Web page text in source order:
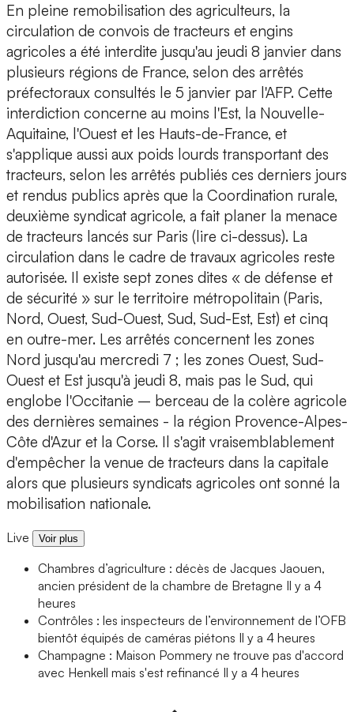
En pleine remobilisation des agriculteurs, la
circulation de convois de tracteurs et engins
agricoles a été interdite jusqu'au jeudi 8 janvier dans
plusieurs régions de France, selon des arrêtés
préfectoraux consultés le 5 janvier par l'AFP. Cette
interdiction concerne au moins l'Est, la Nouvelle-
Aquitaine, l'Ouest et les Hauts-de-France, et
s'applique aussi aux poids lourds transportant des
tracteurs, selon les arrêtés publiés ces derniers jours
et rendus publics après que la Coordination rurale,
deuxième syndicat agricole, a fait planer la menace
de tracteurs lancés sur Paris (lire ci-dessus). La
circulation dans le cadre de travaux agricoles reste
autorisée. Il existe sept zones dites « de défense et
de sécurité » sur le territoire métropolitain (Paris,
Nord, Ouest, Sud-Ouest, Sud, Sud-Est, Est) et cinq
en outre-mer. Les arrêtés concernent les zones
Nord jusqu'au mercredi 7 ; les zones Ouest, Sud-
Ouest et Est jusqu'à jeudi 8, mais pas le Sud, qui
englobe l'Occitanie – berceau de la colère agricole
des dernières semaines - la région Provence-Alpes-
Côte d'Azur et la Corse. Il s'agit vraisemblablement
d'empêcher la venue de tracteurs dans la capitale
alors que plusieurs syndicats agricoles ont sonné la
mobilisation nationale.
Live Voir plus
Chambres d’agriculture : décès de Jacques Jaouen,
ancien président de la chambre de Bretagne Il y a 4
heures
Contrôles : les inspecteurs de l’environnement de l’OFB
bientôt équipés de caméras piétons Il y a 4 heures
Champagne : Maison Pommery ne trouve pas d'accord
avec Henkell mais s'est refinancé Il y a 4 heures